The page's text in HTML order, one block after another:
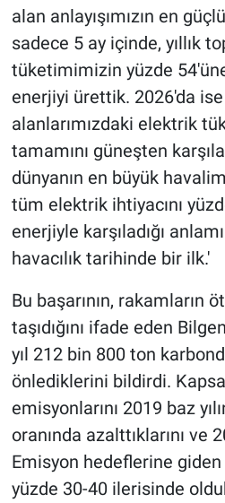
alan anlayışımızın en
sadece 5 ay içinde, yıllık
tüketimimizin yüzde
enerjiyi ürettik. 2026'da
alanlarımızdaki elektrik
tamamını güneşten
dünyanın en büyük
tüm elektrik ihtiyacını
enerjiyle karşıladığı
havacılık tarihinde bir ilk.'
Bu başarının, rakamların
taşıdığını ifade eden
yıl 212 bin 800 ton
önlediklerini bildirdi.
emisyonlarını 2019 baz
oranında azalttıklarını ve
Emisyon hedeflerine giden
yüzde 30-40 ilerisinde